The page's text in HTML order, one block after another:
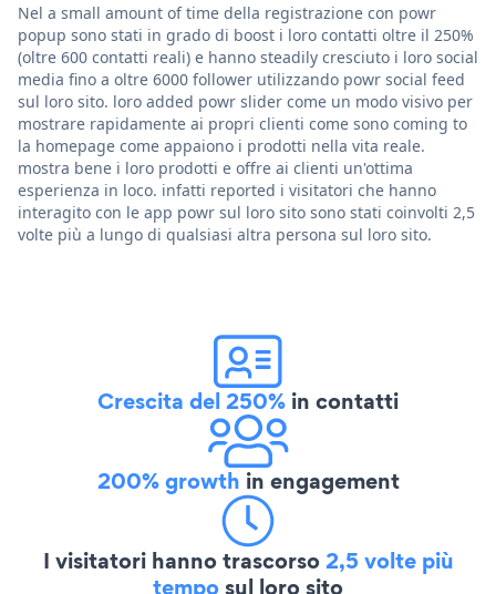
Nel a small amount of time della registrazione con powr
popup sono stati in grado di boost i loro contatti oltre il 250%
(oltre 600 contatti reali) e hanno steadily cresciuto i loro social
media fino a oltre 6000 follower utilizzando powr social feed
sul loro sito. loro added powr slider come un modo visivo per
mostrare rapidamente ai propri clienti come sono coming to
la homepage come appaiono i prodotti nella vita reale.
mostra bene i loro prodotti e offre ai clienti un'ottima
esperienza in loco. infatti reported i visitatori che hanno
interagito con le app powr sul loro sito sono stati coinvolti 2,5
volte più a lungo di qualsiasi altra persona sul loro sito.
Crescita del 250% in contatti
200% growth in engagement
I visitatori hanno trascorso2,5 volte più
temposul loro sito